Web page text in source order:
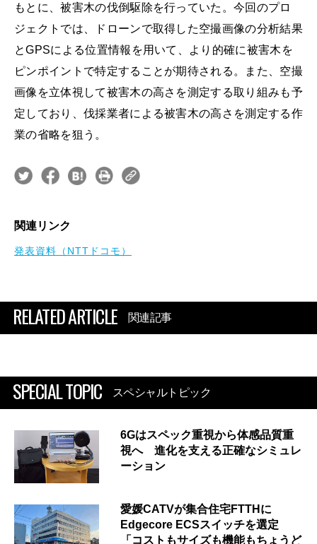
もとに、被害木の伐倒駆除を行っていた。今回のプロ
ジェクトでは、ドローンで取得した空撮画像の分析結果
とGPSによる位置情報を用いて、より的確に被害木を
ピンポイントで特定することが期待される。また、空撮
画像を立体視して被害木の高さを測定する取り組みも予
定しており、伐採業者による被害木の高さを測定する作
業の省略を狙う。
関連リンク
発表資料（NTTドコモ）
RELATED ARTICLE 関連記事
SPECIAL TOPIC スペシャルトピック
6Gはスペック重視から体感品質重
視へ 進化を支える正確なシミュレ
ーション
愛媛CATVが集合住宅FTTHに
Edgecore ECSスイッチを選定
「コストもサイズも機能もちょうど